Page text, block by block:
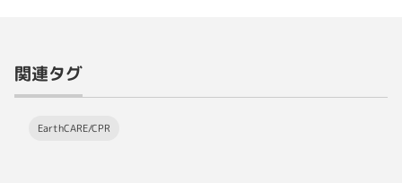
関連タグ
EarthCARE/CPR